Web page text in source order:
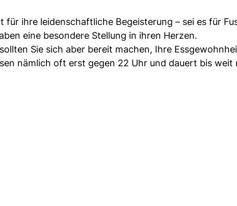
ihre leidenschaftliche Begeisterung – sei es für
eine besondere Stellung in ihren Herzen.
Sie sich aber bereit machen, Ihre
nämlich oft erst gegen 22 Uhr und dauert bis weit